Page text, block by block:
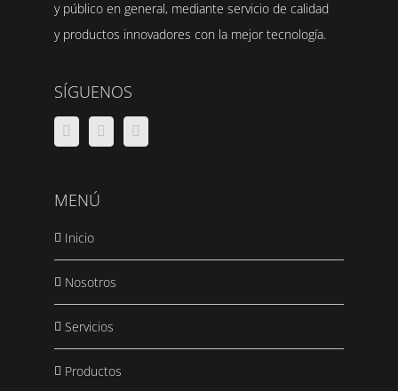
y público en general, mediante servicio de calidad
y productos innovadores con la mejor tecnología.
SÍGUENOS
MENÚ
Inicio
Nosotros
Servicios
Productos